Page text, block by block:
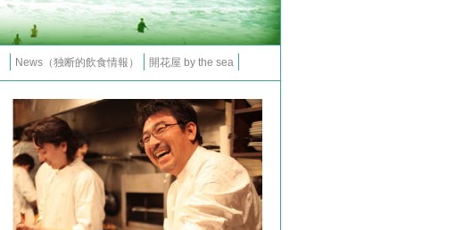
News（独断的飲食情報） 開花屋 by the sea